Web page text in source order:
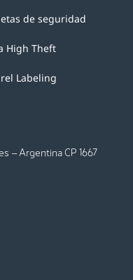
de seguridad
High Theft
Labeling
– Argentina CP 1667